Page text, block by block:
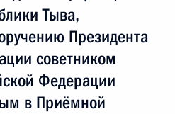
Тыва,
Президента
советником
Федерации
в Приёмной